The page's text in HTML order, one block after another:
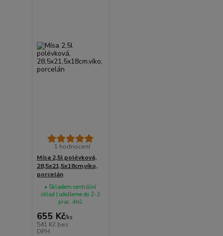
1 hodnocení
Mísa 2,5l polévková,
28,5x21,5x18cm,víko,
porcelán
655 Kč/ks
541 Kč bez
DPH
• Skladem centrální
sklad | odešleme do 2-3
prac. dnů